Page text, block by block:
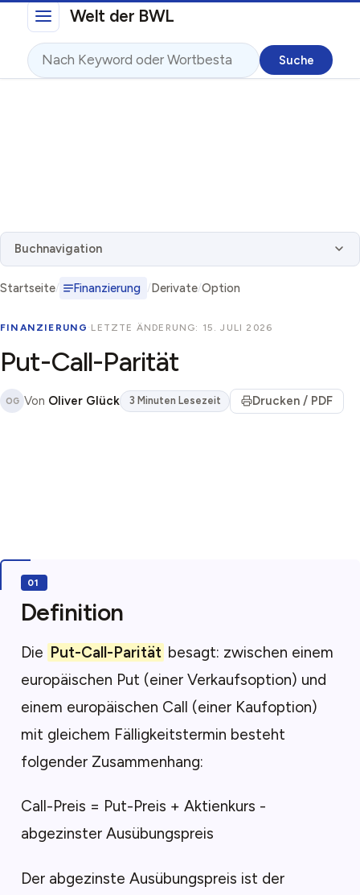
Direkt zum InhaltWelt der BWL
Suche
Buchnavigation
Startseite Finanzierung Derivate Option
FINANZIERUNG · LETZTE ÄNDERUNG: 15. JULI 2026
Put-Call-Parität
OG Von Oliver Glück 3 Minuten Lesezeit Drucken / PDF
Definition
Die Put-Call-Parität besagt: zwischen einem
europäischen Put (einer Verkaufsoption) und
einem europäischen Call (einer Kaufoption)
mit gleichem Fälligkeitstermin besteht
folgender Zusammenhang:
Call-Preis = Put-Preis + Aktienkurs -
abgezinster Ausübungspreis
Der abgezinste Ausübungspreis ist der